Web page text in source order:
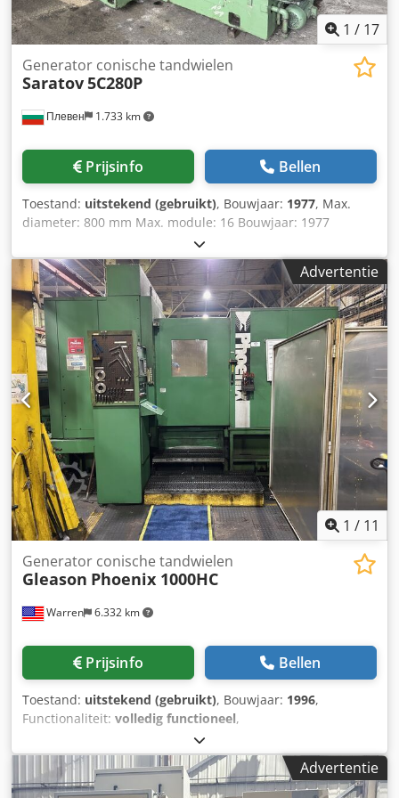
Machinegewicht, kg: 8750
1 / 17
Плевен 1.733 km
Generator conische tandwielen
Saratov5C280P
Prijsinfo Bellen
Toestand: uitstekend (gebruikt), Bouwjaar: 1977, Max.
diameter: 800 mm Max. module: 16 Bouwjaar: 1977
Advertentie
1 / 11
Warren 6.332 km
Generator conische tandwielen
Gleason Phoenix 1000HC
Prijsinfo Bellen
Toestand: uitstekend (gebruikt), Bouwjaar: 1996,
Functionaliteit: volledig functioneel,
25734
tandwieldiameter:1.000 mm, wielbreedte:152 mm,
maximale werkstukspindelsnelheid:67 rpm, aanvoer
lengte X-as:610 mm, voedingslengte Y-as:610 mm,
Advertentie